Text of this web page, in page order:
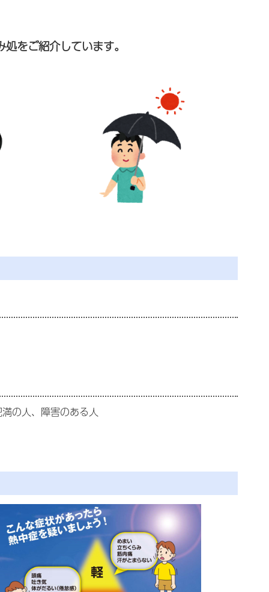
をご紹介しています。
の人、障害のある人